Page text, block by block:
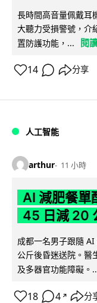
長時間高音量佩戴耳
大聽力受損警號，介
置防護功能，...
閱
14 分享
人工智能
arthur 11 小時
AI 減肥餐
45 日減 20
成都一名男子跟隨
公斤後昏迷送院。醫
及多器官功能障礙。
18 4 ↗ 分